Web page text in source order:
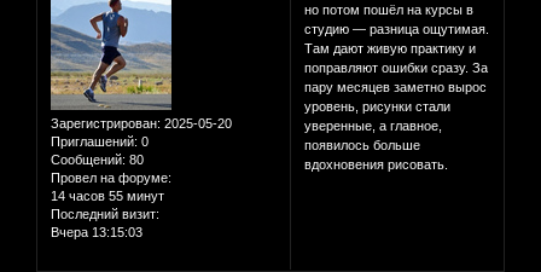
Зарегистрирован: 2025-05-20
Приглашений: 0
Сообщений: 80
Провел на форуме:
14 часов 55 минут
Последний визит:
Вчера 13:15:03
но потом пошёл на курсы в
студию — разница ощутимая.
Там дают живую практику и
поправляют ошибки сразу. За
пару месяцев заметно вырос
уровень, рисунки стали
уверенные, а главное,
появилось больше
вдохновения рисовать.